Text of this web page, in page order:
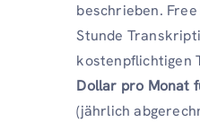
beschrieben.
Stunde
kostenpflichtigen
Dollar pro Monat
(jährlich